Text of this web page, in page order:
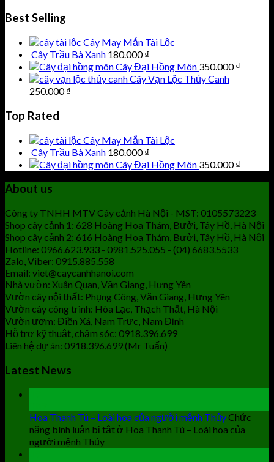
Best Selling
Cây May Mắn Tài Lộc
Cây Trầu Bà Xanh 180.000₫
Cây Đại Hồng Môn 350.000₫
Cây Vạn Lộc Thủy Canh
250.000₫
Top Rated
Cây May Mắn Tài Lộc
Cây Trầu Bà Xanh 180.000₫
Cây Đại Hồng Môn 350.000₫
About us
Công ty TNHH MTV Cây cảnh Hà Nội - MST: 0105573223
Shop cây cảnh 1: 628 Hoàng Hoa Thám, Bưởi, Tây Hồ, Hà Nội
Shop cây cảnh 2: 616 Hoàng Hoa Thám, Bưởi, Tây Hồ, Hà Nội
Hotline: 0966.623.933 - 0981.525.055 - (04) 6683.5533
Zalo, Viber: 0915.885.558
Email: viet@caycanhhanoi.com
Nhà vườn: Xuân Quan, Văn Giang, Hưng Yên
Vườn cây nội thất: Phụng Công, Văn Giang, Hưng Yên
Vườn cây công trình: Hòa Lạc, Thạch Thất, Hà Nội
Vườn ươm: Điền Xá, Nam Trực, Nam Định
Hỗ trợ kỹ thuật, chăm sóc: 0918.396.699
Liên hệ dự án: 0918.396.699 (Mr Tuấn)
Latest News
Hoa Thanh Tú – Loài hoa của người mệnh ThủyChức
năng bình luận bị tắtở Hoa Thanh Tú – Loài hoa của
người mệnh Thủy